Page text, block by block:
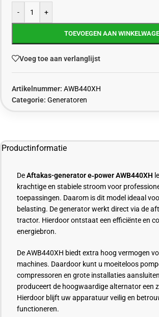
- +
TOEVOEGEN AAN
Voeg toe aan verlanglijst
Artikelnummer: AWB440XH
Categorie: Generatoren
Productinformatie
DeAftakas-generator e‑power AWB440XH
krachtige en stabiele stroom voor
toepassingen. Daarom is dit model ideaal
belasting. De generator werkt direct via de
tractor. Hierdoor ontstaat een efficiënte en
energiebron.
De AWB440XH biedt extra hoog vermogen
machines. Daardoor kunt u moeiteloos
compressoren en grote installaties
produceert de hoogwaardige alternator een
Hierdoor blijft uw apparatuur veilig en
functioneren.